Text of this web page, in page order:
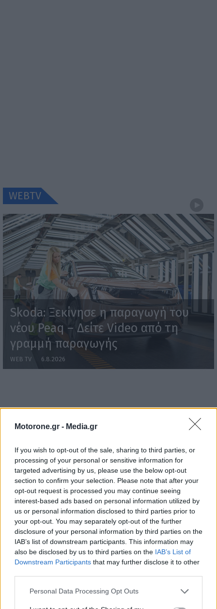
Motorone.gr - Media.gr
If you wish to opt-out of the sale, sharing to third parties, or
processing of your personal or sensitive information for
targeted advertising by us, please use the below opt-out
section to confirm your selection. Please note that after your
opt-out request is processed you may continue seeing
interest-based ads based on personal information utilized by
us or personal information disclosed to third parties prior to
your opt-out. You may separately opt-out of the further
disclosure of your personal information by third parties on the
IAB’s list of downstream participants. This information may
also be disclosed by us to third parties on the IAB’s List of
Downstream Participants that may further disclose it to other
Personal Data Processing Opt Outs
WEBTV
Skoda: Ξεκίνησε η παραγωγή του
νέου Peaq – Δείτε Video από τη
γραμμή παραγωγής
WEB TV 6.8.2026